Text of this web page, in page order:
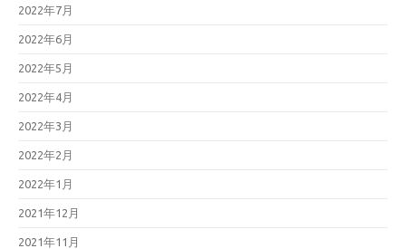
2022年7月
2022年6月
2022年5月
2022年4月
2022年3月
2022年2月
2022年1月
2021年12月
2021年11月